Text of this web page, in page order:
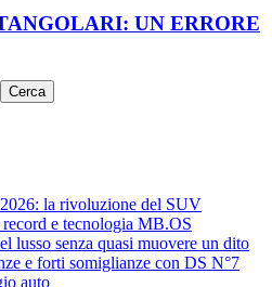
UN ERRORE
la rivoluzione del SUV
e tecnologia MB.OS
lusso senza quasi muovere un dito
e forti somiglianze con DS N°7
auto